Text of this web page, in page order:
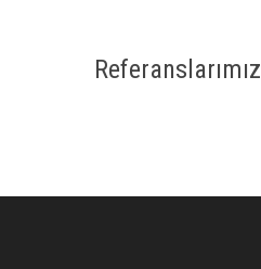
Referanslarımız